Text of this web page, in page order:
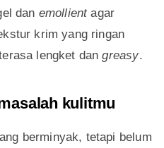
dan emollientagar
krim yang ringan
lengket dangreasy.
kulitmu
berminyak, tetapi belum